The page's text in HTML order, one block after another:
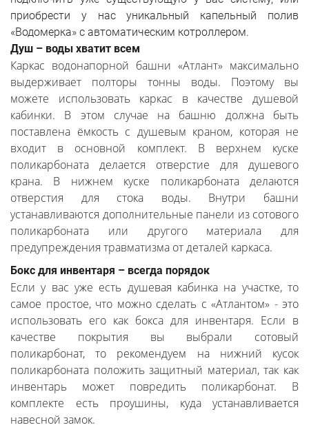
приобрести у нас уникальный капельный полив
«Водомерка» с автоматическим котроллером.
Душ – воды хватит всем
Каркас водонапорной башни «Атлант» максимально
выдерживает полторы тонны воды. Поэтому вы
можете использовать каркас в качестве душевой
кабинки. В этом случае на башню должна быть
поставлена ёмкость с душевым краном, которая не
входит в основной комплект. В верхнем куске
поликарбоната делается отверстие для душевого
крана. В нижнем куске поликарбоната делаются
отверстия для стока воды. Внутри башни
устанавливаются дополнительные панели из сотового
поликарбоната или другого материала для
предупреждения травматизма от деталей каркаса.
Бокс для инвентаря – всегда порядок
Если у вас уже есть душевая кабинка на участке, то
самое простое, что можно сделать с «Атлантом» - это
использовать его как бокса для инвентаря. Если в
качестве покрытия вы выбрали сотовый
поликарбонат, то рекомендуем на нижний кусок
поликарбоната положить защитный материал, так как
инвентарь может повредить поликарбонат. В
комплекте есть проушины, куда устанавливается
навесной замок.